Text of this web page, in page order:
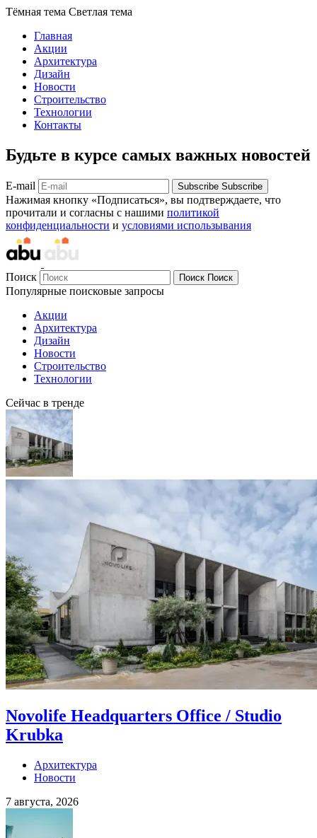
Тёмная тема Светлая тема
Главная
Акции
Архитектура
Дизайн
Новости
Строительство
Технологии
Контакты
Будьте в курсе самых важных новостей
E-mail Subscribe Subscribe
Нажимая кнопку «Подписаться», вы подтверждаете, что
прочитали и согласны с нашими политикой
конфиденциальности и условиями использывания
Поиск Поиск Поиск
Популярные поисковые запросы
Акции
Архитектура
Дизайн
Новости
Строительство
Технологии
Сейчас в тренде
Novolife Headquarters Office / Studio
Krubka
Архитектура
Новости
7 августа, 2026